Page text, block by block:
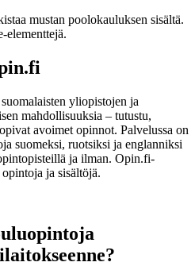
yliopistojen ja
mahdollisuuksia – tutustu,
avoimet opinnot. Palvelussa on
suomeksi, ruotsiksi ja englanniksi
ja ilman. Opin.fi-
ja sisältöjä.